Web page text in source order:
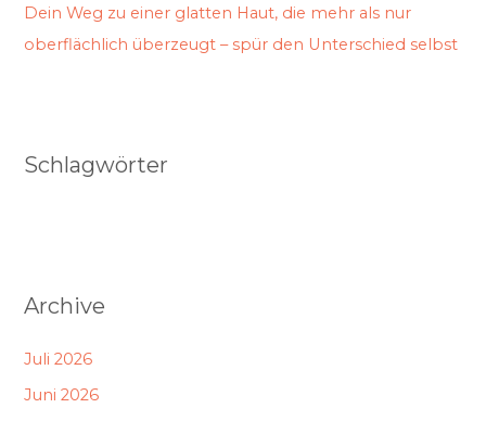
Dein Weg zu einer glatten Haut, die mehr als nur
oberflächlich überzeugt – spür den Unterschied selbst
Schlagwörter
Archive
Juli 2026
Juni 2026